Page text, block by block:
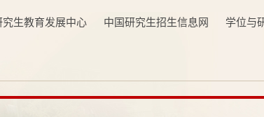
生教育发展中心 中国研究生招生信息网 学位与